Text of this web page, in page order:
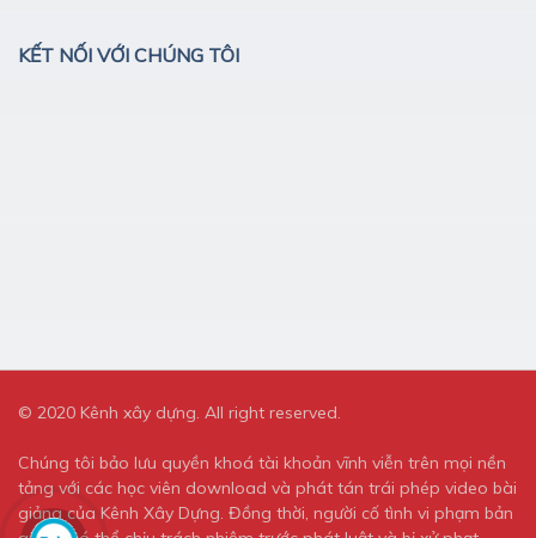
KẾT NỐI VỚI CHÚNG TÔI
© 2020 Kênh xây dựng. All right reserved.
Chúng tôi bảo lưu quyền khoá tài khoản vĩnh viễn trên mọi nền
tảng với các học viên download và phát tán trái phép video bài
giảng của Kênh Xây Dựng. Đồng thời, người cố tình vi phạm bản